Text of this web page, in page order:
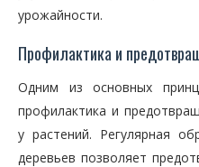
урожайности.
Профилактика и
Одним из основных
профилактика и
у растений. Регулярная
деревьев позволяет